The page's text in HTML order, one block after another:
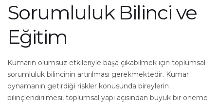
Sorumluluk Bilinci ve
Eğitim
Kumarın olumsuz etkileriyle başa çıkabilmek için toplumsal
sorumluluk bilincinin artırılması gerekmektedir. Kumar
oynamanın getirdiği riskler konusunda bireylerin
bilinçlendirilmesi, toplumsal yapı açısından büyük bir öneme